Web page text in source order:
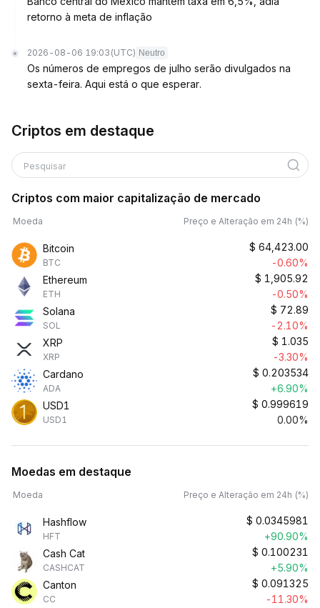
retorno à meta de inflação
2026-08-06 19:03 (UTC) Neutro
Os números de empregos de julho serão divulgados na
sexta-feira. Aqui está o que esperar.
Criptos em destaque
Pesquisar
Criptos com maior capitalização de mercado
Moeda Preço e Alteração em 24h (%)
Bitcoin
BTC
$ 64,423.00
-0.60%
Ethereum
ETH
$ 1,905.92
-0.50%
Solana
SOL
$ 72.89
-2.10%
XRP
XRP
$ 1.035
-3.30%
Cardano
ADA
$ 0.203534
+6.90%
USD1
USD1
$ 0.999619
0.00%
Moedas em destaque
Moeda Preço e Alteração em 24h (%)
Hashflow
HFT
$ 0.0345981
+90.90%
Cash Cat
CASHCAT
$ 0.100231
+5.90%
Canton
CC
$ 0.091325
-11.30%